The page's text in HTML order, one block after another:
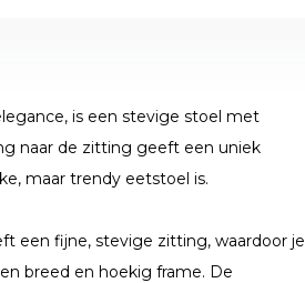
is een stevige stoel met
naar de zitting geeft een uniek
maar trendy eetstoel is.
een fijne, stevige zitting, waardoor je
breed en hoekig frame. De